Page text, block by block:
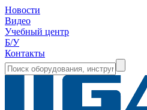
Новости
Видео
Учебный центр
Б/У
Контакты